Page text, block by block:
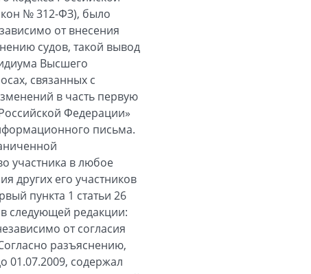
№ 312-ФЗ), было
от внесения
судов, такой вывод
Высшего
связанных с
в часть первую
Федерации»
письма.
участника в любое
других его участников
пункта 1 статьи 26
следующей редакции:
от согласия
разъяснению,
01.07.2009, содержал